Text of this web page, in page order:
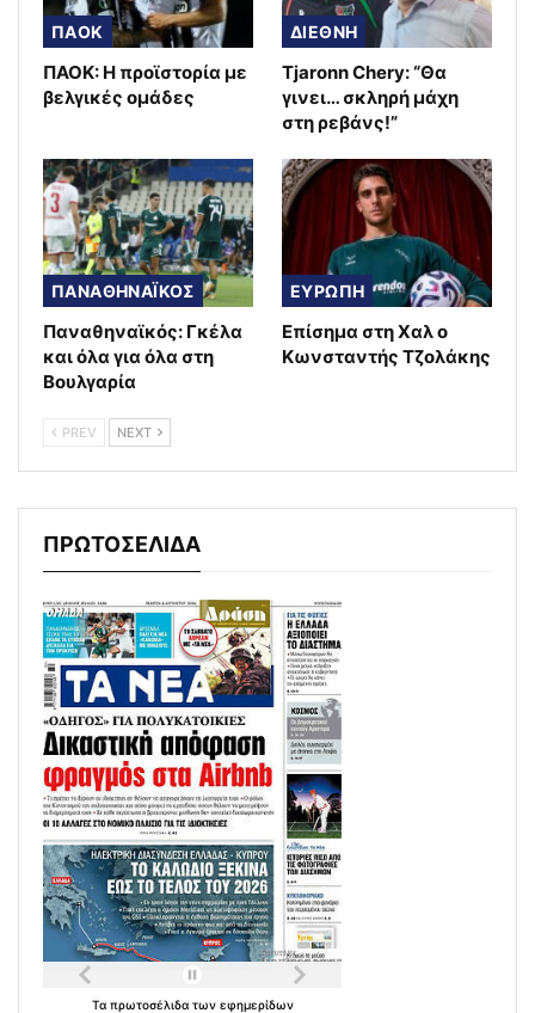
ΠΑΟΚ
ΠΑΟΚ: Η προϊστορία με
βελγικές ομάδες
ΔΙΕΘΝΗ
Tjaronn Chery: “Θα
γινει… σκληρή μάχη
στη ρεβάνς!”
ΠΑΝΑΘΗΝΑΪΚΟΣ
Παναθηναϊκός: Γκέλα
και όλα για όλα στη
Βουλγαρία
ΕΥΡΩΠΗ
Επίσημα στη Χαλ ο
Κωνσταντής Τζολάκης
PREV NEXT
ΠΡΩΤΟΣΕΛΙΔΑ
Τα πρωτοσέλιδα των εφημερίδων